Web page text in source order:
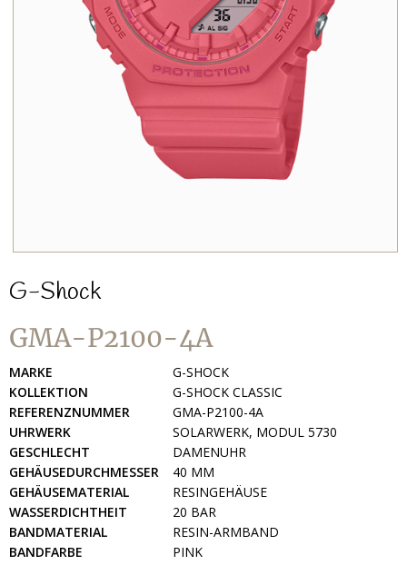
G-Shock
GMA-P2100-4A
MARKE
G-SHOCK
KOLLEKTION
G-SHOCK CLASSIC
REFERENZNUMMER
GMA-P2100-4A
UHRWERK
SOLARWERK, MODUL 5730
GESCHLECHT
DAMENUHR
GEHÄUSEDURCHMESSER
40 MM
GEHÄUSEMATERIAL
RESINGEHÄUSE
WASSERDICHTHEIT
20 BAR
BANDMATERIAL
RESIN-ARMBAND
BANDFARBE
PINK